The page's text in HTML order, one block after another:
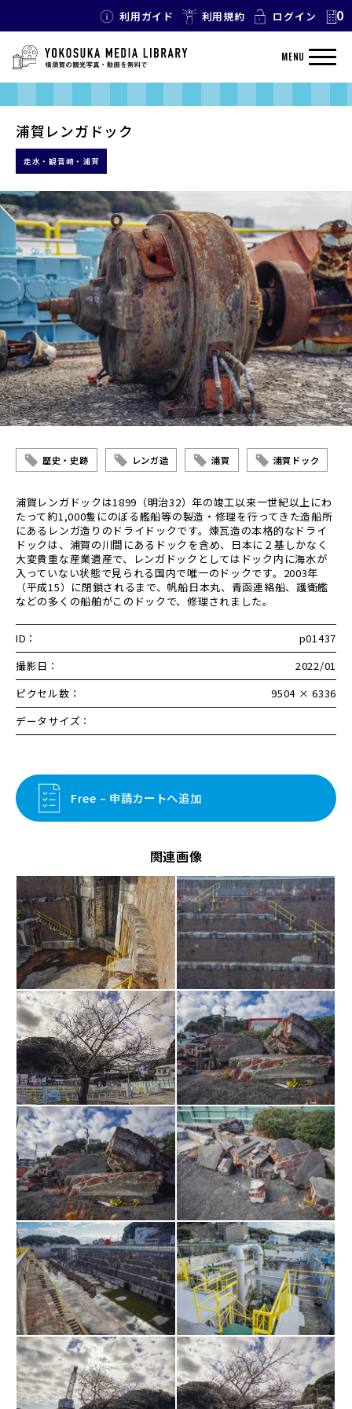
利用ガイド 利用規約 ログイン 0
MENU
浦賀レンガドック
走水・観音崎・浦賀
歴史・史跡 レンガ造 浦賀 浦賀ドック
浦賀レンガドックは1899（明治32）年の竣工以来一世紀以上にわ
たって約1,000隻にのぼる艦船等の製造・修理を行ってきた造船所
にあるレンガ造りのドライドックです。煉瓦造の本格的なドライ
ドックは、浦賀の川間にあるドックを含め、日本に２基しかなく
大変貴重な産業遺産で、レンガドックとしてはドック内に海水が
入っていない状態で見られる国内で唯一のドックです。2003年
（平成15）に閉鎖されるまで、帆船日本丸、青函連絡船、護衛艦
などの多くの船舶がこのドックで、修理されました。
ID：
p01437
撮影日：
2022/01
ピクセル数：
9504 × 6336
データサイズ：
Free – 申請カートへ追加
関連画像